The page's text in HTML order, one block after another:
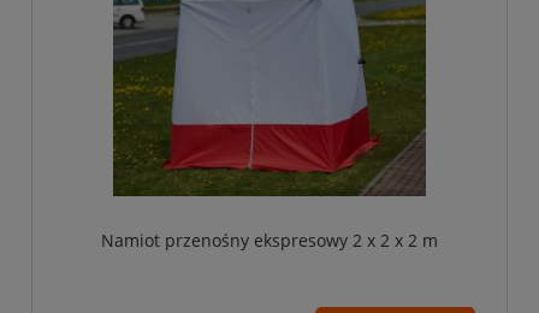
Namiot przenośny ekspresowy 2 x 2 x 2 m